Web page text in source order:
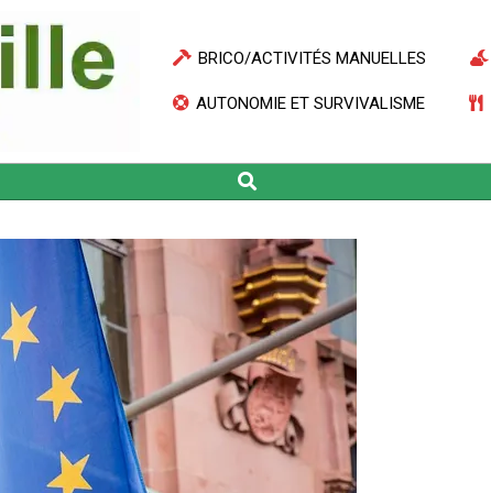
BRICO/ACTIVITÉS MANUELLES
AUTONOMIE ET SURVIVALISME
Search